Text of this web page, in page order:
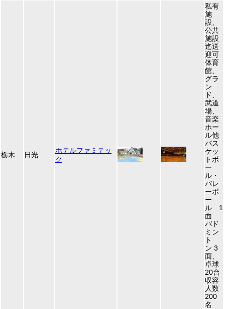
栃木 日光
ホテルファミテッ
ク
私有
施
設、
公共
施設
迄送
迎可
体育
館、
グラ
ン
ド、
武道
場、
音楽
ホー
ル他
バス
ケッ
トボ
ー
ル・
バレ
ーボ
ー
ル 1
面
バド
ミン
ト
ン 3
面、
卓球
20台
収容
人数
200
名